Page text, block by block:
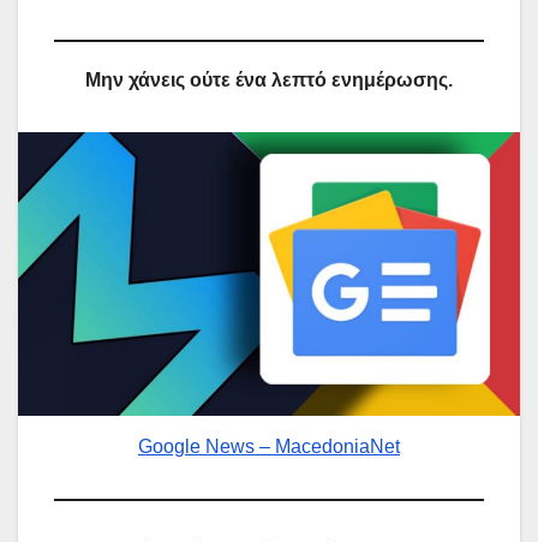
Μην χάνεις ούτε ένα λεπτό ενημέρωσης.
Google News – MacedoniaNet